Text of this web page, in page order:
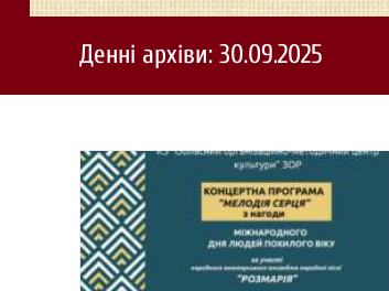
Денні архіви: 30.09.2025